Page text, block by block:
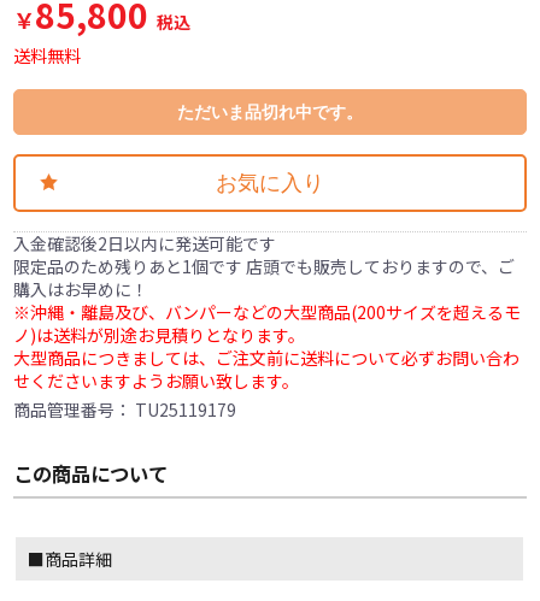
￥85,800 税込
送料無料
ただいま品切れ中です。
お気に入り
入金確認後2日以内に発送可能です
限定品のため残りあと1個です 店頭でも販売しておりますので、ご
購入はお早めに！
※沖縄・離島及び、バンパーなどの大型商品(200サイズを超えるモ
ノ)は送料が別途お見積りとなります。
大型商品につきましては、ご注文前に送料について必ずお問い合わ
せくださいますようお願い致します。
商品管理番号： TU25119179
この商品について
■商品詳細